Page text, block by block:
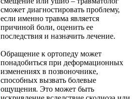
сможет диагностировать проблему,
если именно травма является
причиной боли, оценить ее
последствия и назначить лечение.
Обращение к ортопеду может
понадобиться при деформационных
изменениях в позвоночнике,
способных вызвать болевые
ощущения. Это может быть